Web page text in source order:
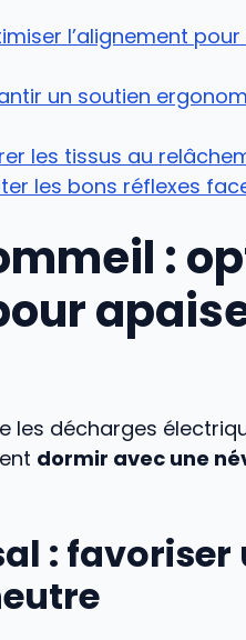
l’alignement
un soutien
les tissus au
les bons réflexes
:
les décharges
dormir avec une
: favoriser